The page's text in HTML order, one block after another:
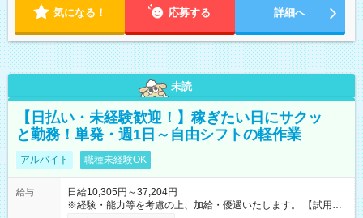
気になる！ 応募する 詳細へ
未読
【日払い・未経験歓迎！】稼ぎたい日にサクッ
と勤務！単発・週1日～自由シフトの軽作業
アルバイト 職種未経験OK
給与
日給10,305円～37,204円
※経験・能力等を考慮の上、加給・優遇いたします。 【試用期